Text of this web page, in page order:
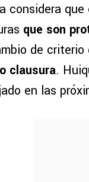
considera
que son
de
clausura.
en las